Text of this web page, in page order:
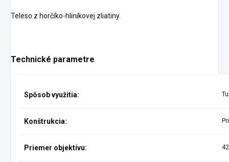
Teleso z horčíko-hliníkovej zliatiny.
Technické parametre
Spôsob využitia:
Konštrukcia:
Priemer objektívu: